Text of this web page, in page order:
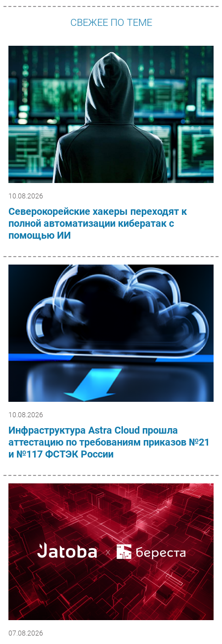
СВЕЖЕЕ ПО ТЕМЕ
10.08.2026
Северокорейские хакеры переходят к
полной автоматизации кибератак с
помощью ИИ
10.08.2026
Инфраструктура Astra Cloud прошла
аттестацию по требованиям приказов №21
и №117 ФСТЭК России
07.08.2026